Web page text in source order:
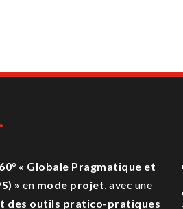
« Globale Pragmatique et
» en mode projet , avec une
des outils pratico-pratiques